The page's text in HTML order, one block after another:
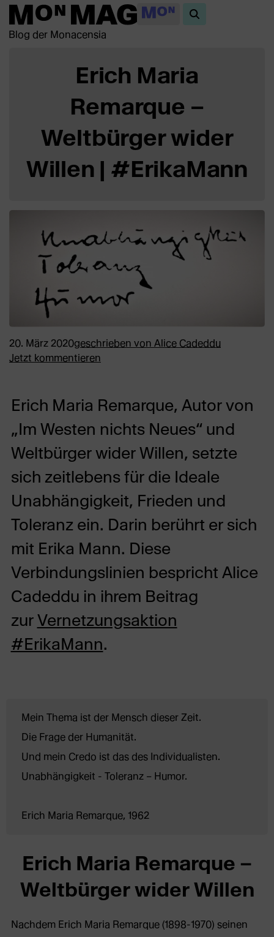
Blog der Monacensia
Erich Maria
Remarque –
Weltbürger wider
Willen | #ErikaMann
20. März 2020geschrieben von Alice Cadeddu
Jetzt kommentieren
Erich Maria Remarque, Autor von
„Im Westen nichts Neues“ und
Weltbürger wider Willen, setzte
sich zeitlebens für die Ideale
Unabhängigkeit, Frieden und
Toleranz ein. Darin berührt er sich
mit Erika Mann. Diese
Verbindungslinien bespricht Alice
Cadeddu in ihrem Beitrag
zurVernetzungsaktion
#ErikaMann.
Mein Thema ist der Mensch dieser Zeit.
Die Frage der Humanität.
Und mein Credo ist das des Individualisten.
Unabhängigkeit - Toleranz – Humor.
Erich Maria Remarque, 1962
Erich Maria Remarque –
Weltbürger wider Willen
Nachdem Erich Maria Remarque (1898-1970) seinen